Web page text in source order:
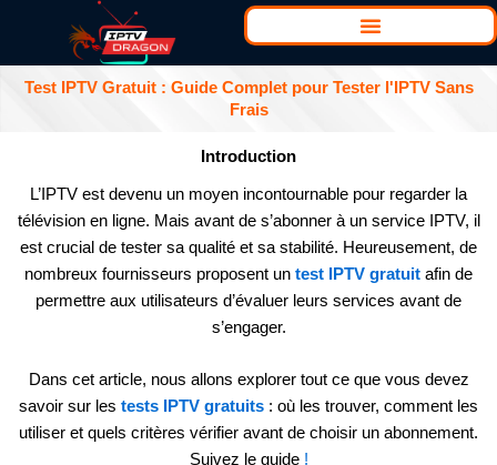
contenu
Test IPTV Gratuit : Guide Complet pour Tester l'IPTV Sans
Frais
Introduction
L’IPTV est devenu un moyen incontournable pour regarder la
télévision en ligne. Mais avant de s’abonner à un service IPTV, il
est crucial de tester sa qualité et sa stabilité. Heureusement, de
nombreux fournisseurs proposent un test IPTV gratuit afin de
permettre aux utilisateurs d’évaluer leurs services avant de
s’engager.
Dans cet article, nous allons explorer tout ce que vous devez
savoir sur les tests IPTV gratuits : où les trouver, comment les
utiliser et quels critères vérifier avant de choisir un abonnement.
Suivez le guide !